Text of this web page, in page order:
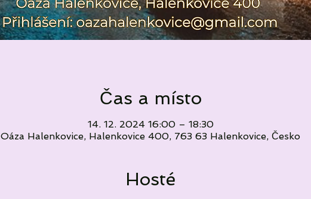
Čas a místo
14. 12. 2024 16:00 – 18:30
Oáza Halenkovice, Halenkovice 400, 763 63 Halenkovice, Česko
Hosté